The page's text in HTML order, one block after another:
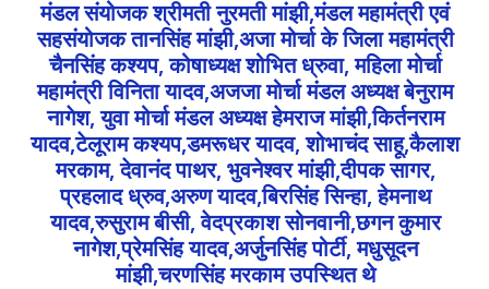
मंडल संयोजक श्रीमती नुरमती मांझी,मंडल महामंत्री एवं
सहसंयोजक तानसिंह मांझी,अजा मोर्चा के जिला महामंत्री
चैनसिंह कश्यप, कोषाध्यक्ष शोभित ध्रुवा, महिला मोर्चा
महामंत्री विनिता यादव,अजजा मोर्चा मंडल अध्यक्ष बेनुराम
नागेश, युवा मोर्चा मंडल अध्यक्ष हेमराज मांझी,किर्तनराम
यादव,टेलूराम कश्यप,डमरूधर यादव, शोभाचंद साहू,कैलाश
मरकाम, देवानंद पाथर, भुवनेश्वर मांझी,दीपक सागर,
प्रहलाद ध्रुव,अरुण यादव,बिरसिंह सिन्हा, हेमनाथ
यादव,रुसुराम बीसी, वेदप्रकाश सोनवानी,छगन कुमार
नागेश,प्रेमसिंह यादव,अर्जुनसिंह पोर्टी, मधुसूदन
मांझी,चरणसिंह मरकाम उपस्थित थे